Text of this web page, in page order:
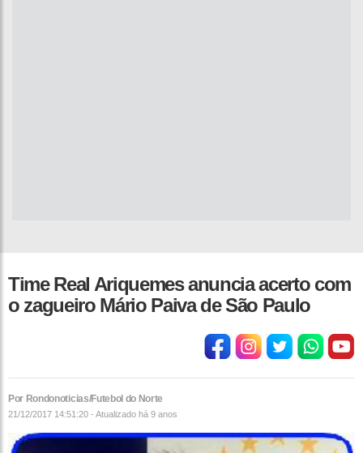
Time Real Ariquemes anuncia acerto com
o zagueiro Mário Paiva de São Paulo
Por Rondonoticias/Futebol do Norte
21/12/2017 14:51:20 - Atualizado há 9 anos